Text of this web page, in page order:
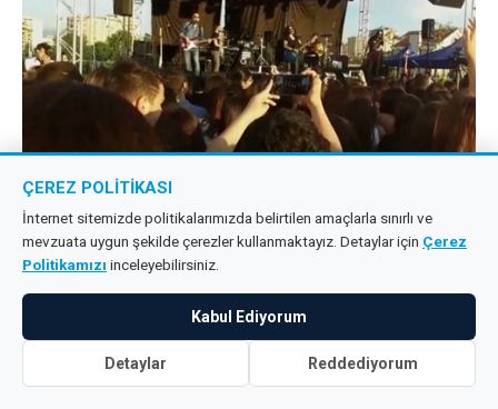
Özlüce
0224 232 34 00
ÇEREZ POLITIKASI
İnternet sitemizde politikalarımızda belirtilen amaçlarla sınırlı ve
mevzuata uygun şekilde çerezler kullanmaktayız. Detaylar için Çerez
Politikamızı inceleyebilirsiniz.
Kabul Ediyorum
Detaylar Reddediyorum